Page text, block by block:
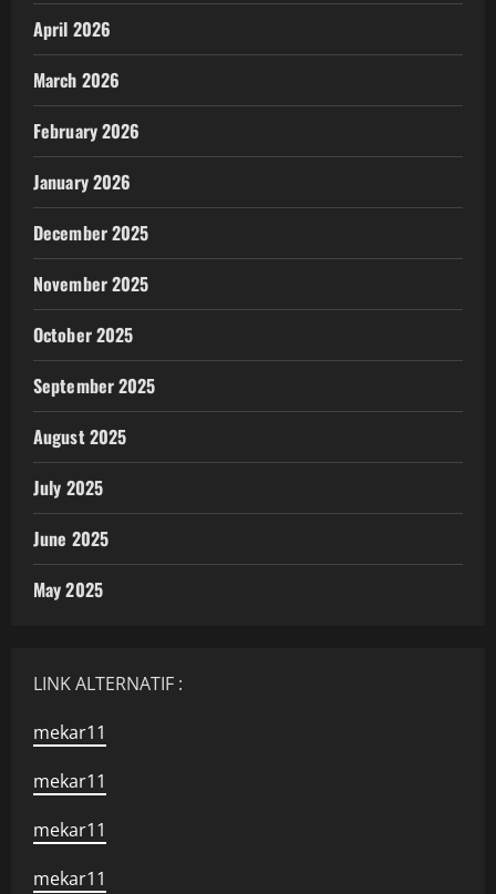
April 2026
March 2026
February 2026
January 2026
December 2025
November 2025
October 2025
September 2025
August 2025
July 2025
June 2025
May 2025
LINK ALTERNATIF :
mekar11
mekar11
mekar11
mekar11